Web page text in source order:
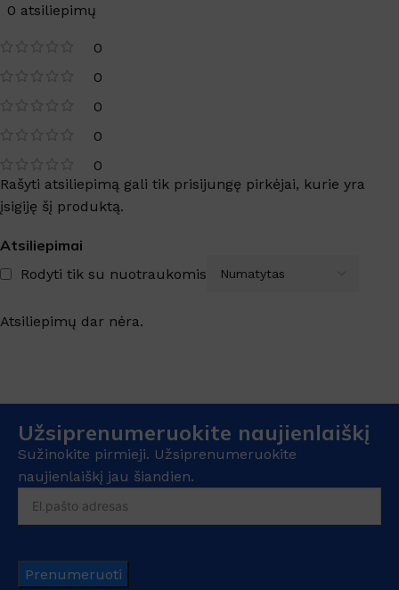
0 atsiliepimų
0
0
0
0
0
Atsiliepimai
Rodyti tik su nuotraukomis
Atsiliepimų dar nėra.
Rašyti atsiliepimą gali tik prisijungę pirkėjai, kurie yra
įsigiję šį produktą.
Užsiprenumeruokite naujienlaiškį
Sužinokite pirmieji. Užsiprenumeruokite
naujienlaiškį jau šiandien.
Prenumeruoti